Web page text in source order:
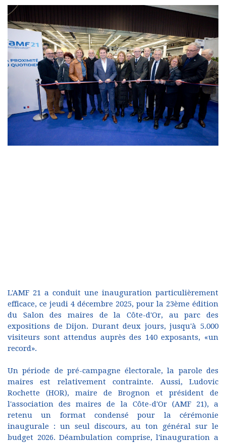
L'AMF 21 a conduit une inauguration particulièrement
efficace, ce jeudi 4 décembre 2025, pour la 23ème édition
du Salon des maires de la Côte-d'Or, au parc des
expositions de Dijon. Durant deux jours, jusqu'à 5.000
visiteurs sont attendus auprès des 140 exposants, «un
record».
Un période de pré-campagne électorale, la parole des
maires est relativement contrainte. Aussi, Ludovic
Rochette (HOR), maire de Brognon et président de
l'association des maires de la Côte-d'Or (AMF 21), a
retenu un format condensé pour la cérémonie
inaugurale : un seul discours, au ton général sur le
budget 2026. Déambulation comprise, l'inauguration a